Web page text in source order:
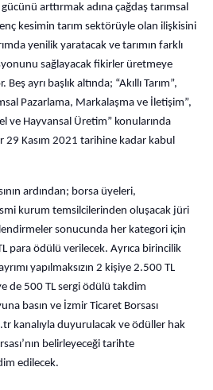
arttırmak adına çağdaş tarımsal
kesimin tarım sektörüyle olan ilişkisini
yenilik yaratacak ve tarımın farklı
sağlayacak fikirler üretmeye
ayrı başlık altında; “Akıllı Tarım”,
Pazarlama, Markalaşma ve İletişim”,
ve Hayvansal Üretim” konularında
29 Kasım 2021 tarihine kadar kabul
ardından; borsa üyeleri,
kurum temsilcilerinden oluşacak jüri
sonucunda her kategori için
para ödülü verilecek. Ayrıca birincilik
yapılmaksızın 2 kişiye 2.500 TL
de 500 TL sergi ödülü takdim
basın ve İzmir Ticaret Borsası
kanalıyla duyurulacak ve ödüller hak
belirleyeceği tarihte
edilecek.